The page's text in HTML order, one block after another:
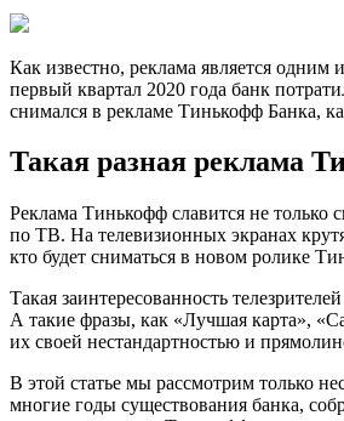
Как известно, реклама является
первый квартал 2020 года банк
снимался в рекламе Тинькофф Банка,
Такая разная реклама
Реклама Тинькофф славится не только
по ТВ. На телевизионных экранах
кто будет сниматься в новом ролике
Такая заинтересованность
А такие фразы, как «Лучшая карта»,
их своей нестандартностью и
В этой статье мы рассмотрим только
многие годы существования банка,